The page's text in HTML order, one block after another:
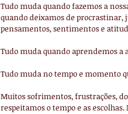
Tudo muda quando fazemos a
quando deixamos de procrastinar,
pensamentos, sentimentos e
Tudo muda quando aprendemos
Tudo muda no tempo e momento
Muitos sofrimentos, frustrações,
respeitamos o tempo e as